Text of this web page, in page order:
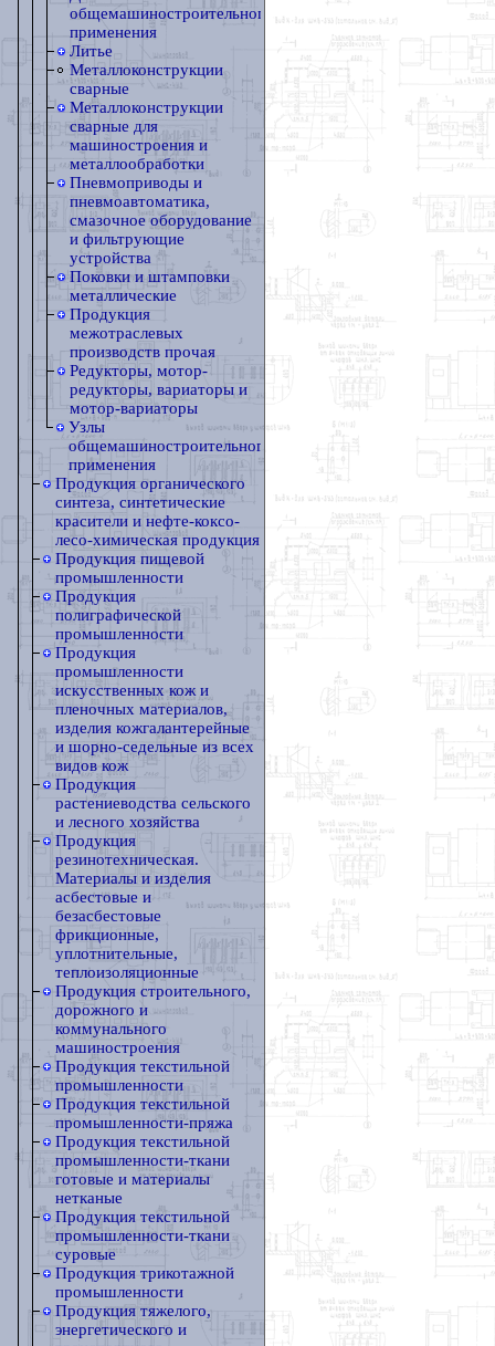
общемашиностроительного
применения
Литье
Металлоконструкции
сварные
Металлоконструкции
сварные для
машиностроения и
металлообработки
Пневмоприводы и
пневмоавтоматика,
смазочное оборудование
и фильтрующие
устройства
Поковки и штамповки
металлические
Продукция
межотраслевых
производств прочая
Редукторы, мотор-
редукторы, вариаторы и
мотор-вариаторы
Узлы
общемашиностроительного
применения
Продукция органического
синтеза, синтетические
красители и нефте-коксо-
лесо-химическая продукция
Продукция пищевой
промышленности
Продукция
полиграфической
промышленности
Продукция
промышленности
искусственных кож и
пленочных материалов,
изделия кожгалантерейные
и шорно-седельные из всех
видов кож
Продукция
растениеводства сельского
и лесного хозяйства
Продукция
резинотехническая.
Материалы и изделия
асбестовые и
безасбестовые
фрикционные,
уплотнительные,
теплоизоляционные
Продукция строительного,
дорожного и
коммунального
машиностроения
Продукция текстильной
промышленности
Продукция текстильной
промышленности-пряжа
Продукция текстильной
промышленности-ткани
готовые и материалы
нетканые
Продукция текстильной
промышленности-ткани
суровые
Продукция трикотажной
промышленности
Продукция тяжелого,
энергетического и